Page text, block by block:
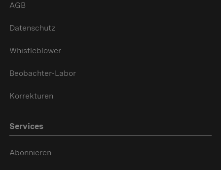
AGB
Datenschutz
Whistleblower
Beobachter-Labor
Korrekturen
Services
Abonnieren